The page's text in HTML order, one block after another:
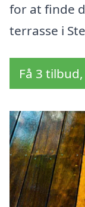
for at finde
terrasse i
Få 3